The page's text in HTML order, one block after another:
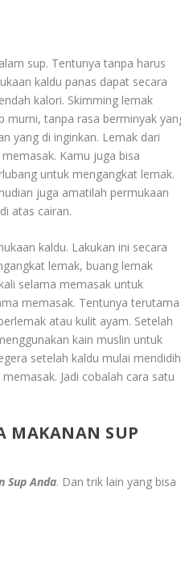
sup. Tentunya tanpa harus
kaldu panas dapat secara
kalori. Skimming lemak
murni, tanpa rasa berminyak
yang di inginkan. Lemak dari
Kamu juga bisa
untuk mengangkat lemak.
juga amatilah permukaan
atas cairan.
kaldu. Lakukan ini secara
lemak, buang lemak
selama memasak untuk
memasak. Tentunya terutama
atau kulit ayam. Setelah
kain muslin untuk
setelah kaldu mulai
Jadi cobalah cara satu
MAKANAN SUP
Sup Anda. Dan trik lain yang bisa